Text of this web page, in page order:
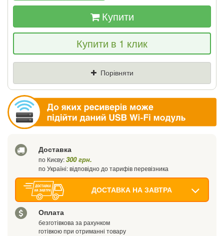
Якщо Ви знайдете товар дешевше - ми
знизимо ціну і подаруємо % від різниці
Ваш телефон
Купити
Купити в 1 клик
Порівняти
Доставка
по Києву:300 грн.
по Україні: відповідно до тарифів перевізника
ДОСТАВКА НА ЗАВТРА
Оплата
безготівкова за рахунком
готівкою при отриманні товару